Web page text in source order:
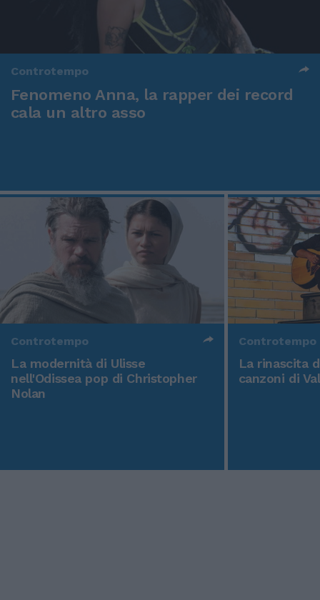
Controtempo
Fenomeno Anna, la rapper dei record
cala un altro asso
Controtempo
La modernità di Ulisse
nell'Odissea pop di Christopher
Nolan
Controtempo
La rinascita
canzoni di